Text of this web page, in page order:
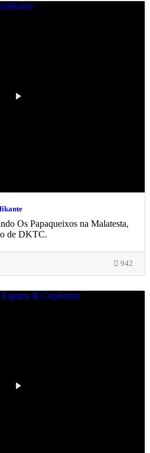
Os Papaqueixos na Malatesta,
de DKTC.
942